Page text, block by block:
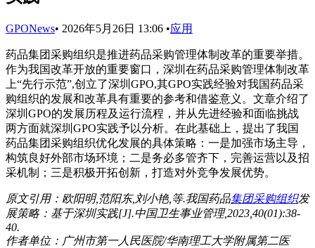
GPONews• 2026年5月26日 13:06 •应用
药品集团采购组织是推进药品采购管理体制改革的重要举措。
作为我国改革开放的重要窗口，深圳在药品采购管理体制改革
上“先行示范”,创立了深圳GPO,其GPO实践经验对我国药品采
购组织的发展和改革具有重要的参考和借鉴意义。文章介绍了
深圳GPO的发展历程及运行流程，并从先进经验和面临挑战
两方面就深圳GPO实践予以分析。在此基础上，提出了我国
药品集团采购组织优化发展的具体策略：一是加强市场主导，
构筑良好外部市场环境；二是务必多管齐下，完善运营以及招
采机制；三是积极开拓创新，打造对外竞争发展优势。
原文引用：欧阳明,范阳东,刘小艳,等.我国药品集团采购组织发
展策略：基于深圳实践[J].中国卫生事业管理,2023,40(01):38-
40.
作者单位：广州市第一人民医院/华南理工大学附属第二医